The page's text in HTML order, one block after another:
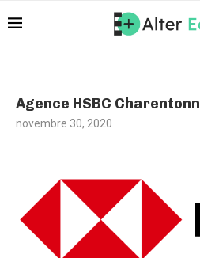
Agence HSBC
novembre 30, 2020